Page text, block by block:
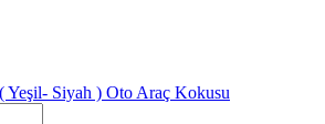
Yeşil- Siyah ) Oto Araç Kokusu